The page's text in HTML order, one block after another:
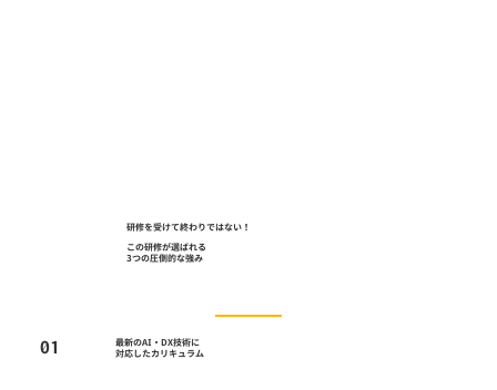
研修を受けて終わりではない！
この研修が選ばれる
​3つの圧倒的な強み
01
最新のAI・DX技術に
​対応したカリキュラム